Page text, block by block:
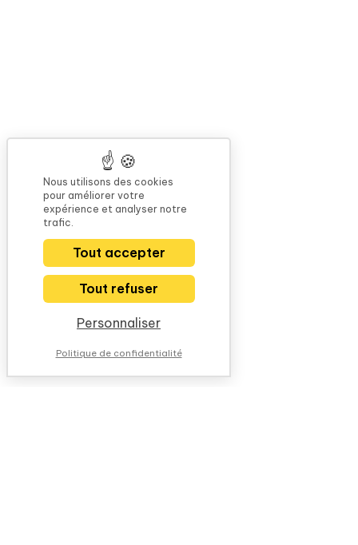
Nous utilisons des cookies
pour améliorer votre
expérience et analyser notre
trafic.
Tout accepter
Tout refuser
Personnaliser
Politique de confidentialité